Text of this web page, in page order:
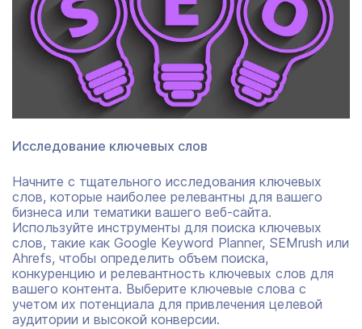
Исследование ключевых слов
Начните с тщательного исследования ключевых
слов, которые наиболее релевантны для вашего
бизнеса или тематики вашего веб-сайта.
Используйте инструменты для поиска ключевых
слов, такие как Google Keyword Planner, SEMrush или
Ahrefs, чтобы определить объем поиска,
конкуренцию и релевантность ключевых слов для
вашего контента. Выберите ключевые слова с
учетом их потенциала для привлечения целевой
аудитории и высокой конверсии.